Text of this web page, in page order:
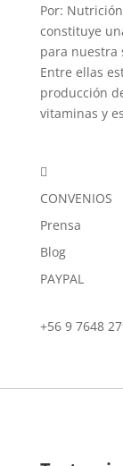
Por:
constituye
para nuestra
Entre ellas
producción
vitaminas y

CONVENIOS
Prensa
Blog
PAYPAL
+56 9 7648